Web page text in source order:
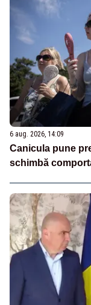
6 aug. 2026, 14:09
Canicula pune
schimbă